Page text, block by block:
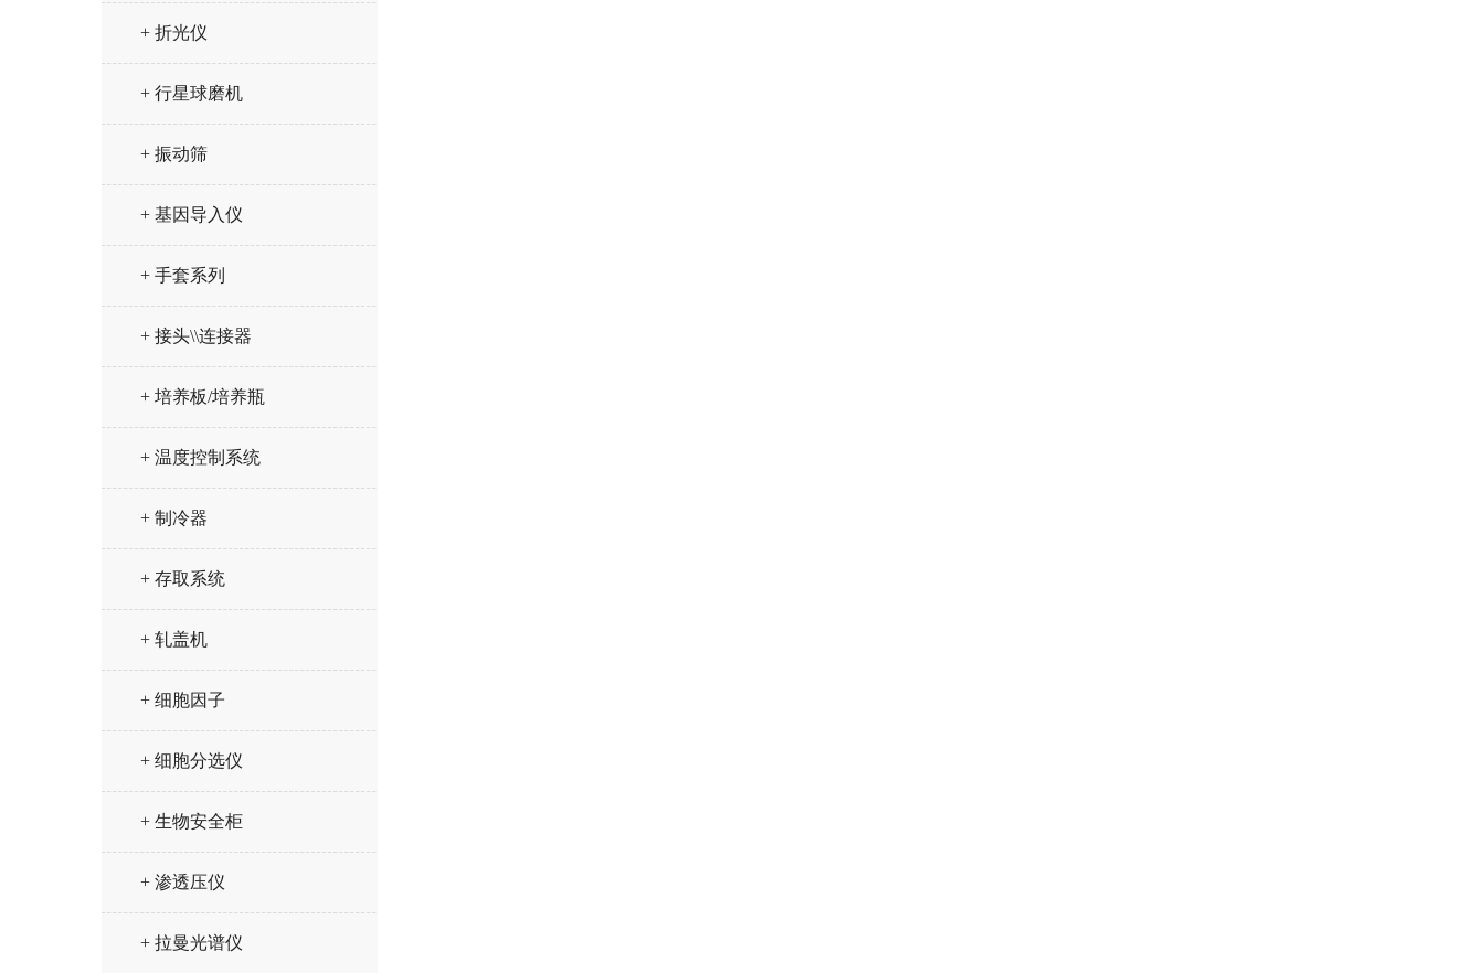
+ 折光仪
+ 行星球磨机
+ 振动筛
+ 基因导入仪
+ 手套系列
+ 接头\\连接器
+ 培养板/培养瓶
+ 温度控制系统
+ 制冷器
+ 存取系统
+ 轧盖机
+ 细胞因子
+ 细胞分选仪
+ 生物安全柜
+ 渗透压仪
+ 拉曼光谱仪